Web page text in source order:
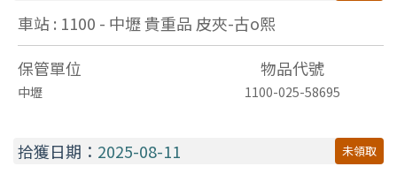
車站 : 1100 - 中壢貴重品 皮夾-古o熙
保管單位
物品代號
中壢 1100-025-58695
拾獲日期： 2025-08-11 未領取